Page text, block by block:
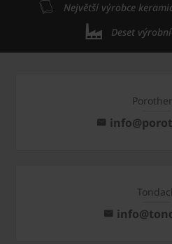
Největší výrobce
Deset